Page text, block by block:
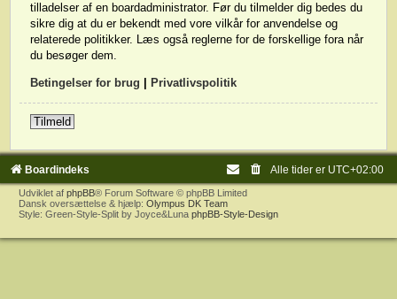
tilladelser af en boardadministrator. Før du tilmelder dig bedes du
sikre dig at du er bekendt med vore vilkår for anvendelse og
relaterede politikker. Læs også reglerne for de forskellige fora når
du besøger dem.
Betingelser for brug Privatlivspolitik
Tilmeld
Boardindeks Alle tider er UTC+02:00
Udviklet af phpBB® Forum Software © phpBB Limited
Dansk oversættelse & hjælp: Olympus DK Team
Style: Green-Style-Split by Joyce&Luna phpBB-Style-Design